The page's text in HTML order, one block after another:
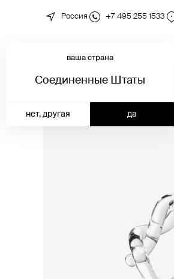
Россия +7 495 255 1533
новинкиваша страна
Соединенные Штаты
да
нет, другая